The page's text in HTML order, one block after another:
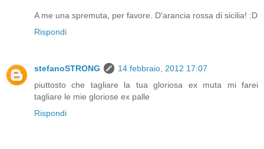
A me una spremuta, per favore. D'arancia rossa di sicilia! :D
Rispondi
stefanoSTRONG
14 febbraio, 2012 17:07
piuttosto che tagliare la tua gloriosa ex muta mi farei
tagliare le mie gloriose ex palle
Rispondi